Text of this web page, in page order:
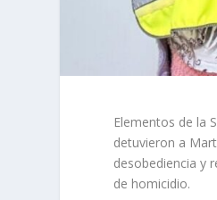
Elementos de la
detuvieron a
desobediencia y
de homicidio.